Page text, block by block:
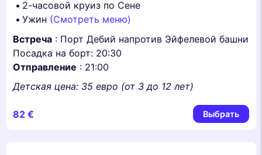
2-часовой круиз по Сене
Ужин (Смотреть меню)
Встреча : Порт Дебий напротив Эйфелевой башни
Посадка на борт: 20:30
Отправление : 21:00
Детская цена: 35 евро (от 3 до 12 лет)
82 € Выбрать